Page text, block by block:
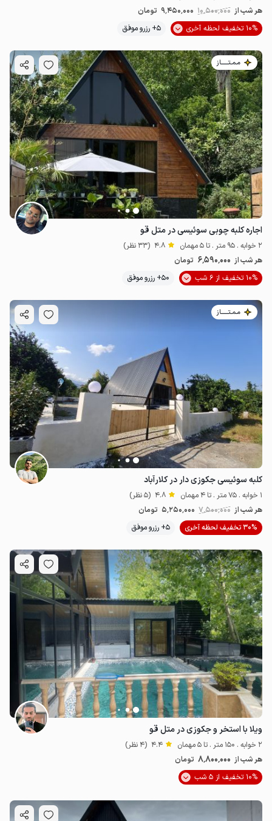
هر شب از 10٬500٬000 9٬450٬000 تومان
10% تخفیف لحظه آخری
5+ رزرو موفق
مـمـتــــــاز
اجاره کلبه چوبی سوئیسی در متل قو
2 خوابه . 95 متر . تا 5 مهمان 4.8 (33 نظر)
هر شب از 6٬590٬000 تومان
10% تخفیف از 6 شب
50+ رزرو موفق
مـمـتــــــاز
کلبه سوئیسی جکوزی دار در کلارآباد
1 خوابه . 75 متر . تا 4 مهمان 4.8 (5 نظر)
هر شب از 7٬500٬000 5٬250٬000 تومان
30% تخفیف لحظه آخری
5+ رزرو موفق
ویلا با استخر و جکوزی در متل قو
2 خوابه . 150 متر . تا 5 مهمان 4.4 (4 نظر)
هر شب از 8٬800٬000 تومان
10% تخفیف از 5 شب